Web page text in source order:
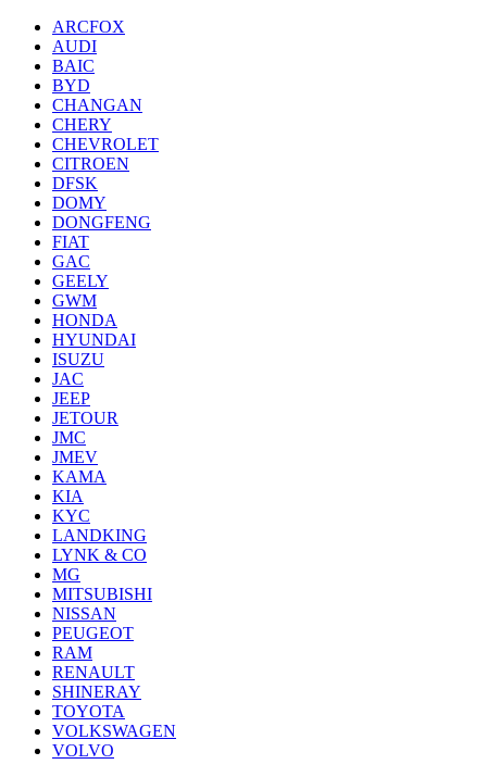
ARCFOX
AUDI
BAIC
BYD
CHANGAN
CHERY
CHEVROLET
CITROEN
DFSK
DOMY
DONGFENG
FIAT
GAC
GEELY
GWM
HONDA
HYUNDAI
ISUZU
JAC
JEEP
JETOUR
JMC
JMEV
KAMA
KIA
KYC
LANDKING
LYNK & CO
MG
MITSUBISHI
NISSAN
PEUGEOT
RAM
RENAULT
SHINERAY
TOYOTA
VOLKSWAGEN
VOLVO